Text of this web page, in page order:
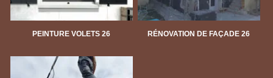
PEINTURE VOLETS 26 RÉNOVATION DE FAÇADE 26